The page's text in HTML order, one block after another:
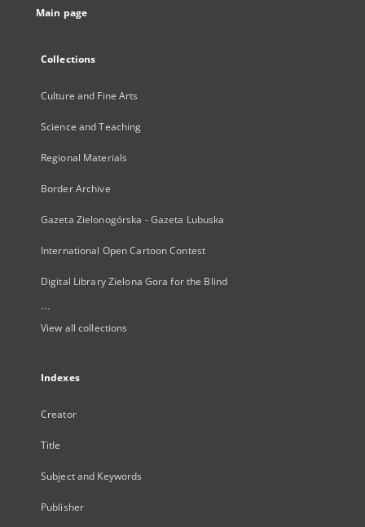
Main page
Collections
Culture and Fine Arts
Science and Teaching
Regional Materials
Border Archive
Gazeta Zielonogórska - Gazeta Lubuska
International Open Cartoon Contest
Digital Library Zielona Gora for the Blind
...
View all collections
Indexes
Creator
Title
Subject and Keywords
Publisher